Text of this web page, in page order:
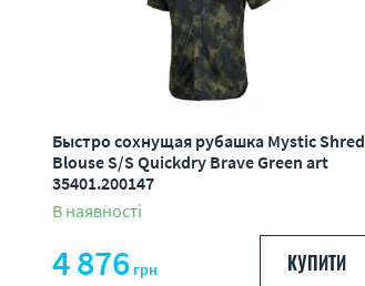
Быстро сохнущая рубашка Mystic Shred
Blouse S/S Quickdry Brave Green art
35401.200147
В наявності
4 876 грн КУПИТИ